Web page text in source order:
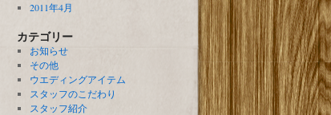
2011年4月
カテゴリー
お知らせ
その他
ウエディングアイテム
スタッフのこだわり
スタッフ紹介